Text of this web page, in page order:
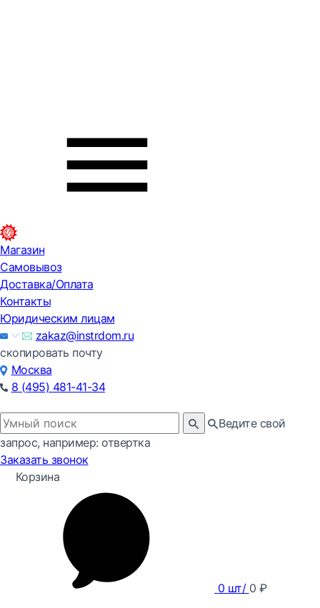
Магазин
Самовывоз
Доставка/Оплата
Контакты
Юридическим лицам
zakaz@instrdom.ru
скопировать почту
Москва
8 (495) 481-41-34
Ведите свой
запрос, например: отвертка
Заказать звонок
Корзина
0 шт/ 0 ₽